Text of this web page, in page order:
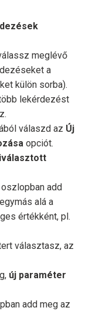
meglévő
a
külön sorba).
lekérdezést
válaszd az Új
opciót.
oszlopban add
alá a
értékként, pl.
választasz, az
új paraméter
add meg az